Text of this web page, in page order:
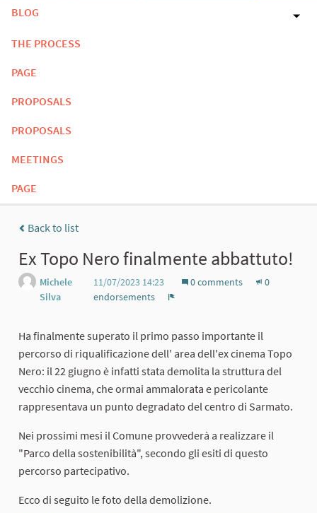
BLOG
THE PROCESS
PAGE
PROPOSALS
PROPOSALS
MEETINGS
PAGE
Back to list
Ex Topo Nero finalmente abbattuto!
Michele
Silva
11/07/2023 14:23 0 comments
0
endorsements
Ha finalmente superato il primo passo importante il
percorso di riqualificazione dell' area dell'ex cinema Topo
Nero: il 22 giugno è infatti stata demolita la struttura del
vecchio cinema, che ormai ammalorata e pericolante
rappresentava un punto degradato del centro di Sarmato.
Nei prossimi mesi il Comune provvederà a realizzare il
"Parco della sostenibilità", secondo gli esiti di questo
percorso partecipativo.
Ecco di seguito le foto della demolizione.